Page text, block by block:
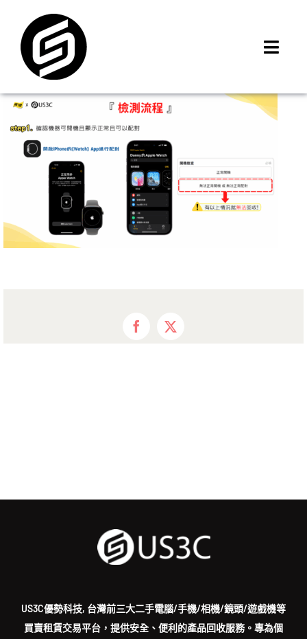
content
iMCheck APP
iPhone 回收價
線上商城
MSI 舊換新
Facebook
X
US3C優勢科技, 台灣前三大二手電腦/手機/相機/鏡頭/遊戲機等
買賣租賃交易平台，提供安全、便利的產品回收服務。專為個